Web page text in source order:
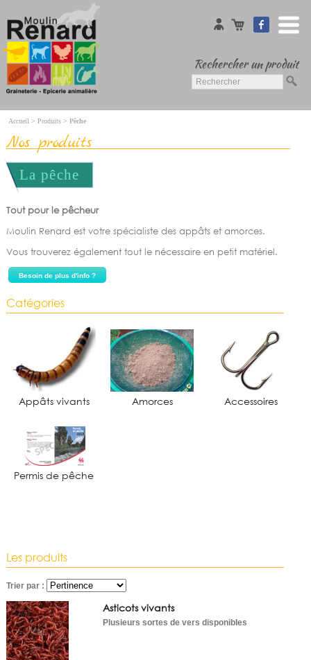
Accueil
Animaux domestiques
Animaux d'élevage
Chevaux
Farines pour pains
Combustibles
Pêche
Moulin Renard
Nos marques
Galerie Photos
Contact
Rechercher un produit
Accueil > Produits > Pêche
Nos produits
La pêche
Tout pour le pêcheur
Moulin Renard est votre spécialiste des appâts et amorces.
Vous trouverez également tout le nécessaire en petit matériel.
Besoin de plus d'info ?
Catégories
Appâts vivants Amorces Accessoires
Permis de pêche
Les produits
Trier par :
Asticots vivants
Plusieurs sortes de vers disponibles